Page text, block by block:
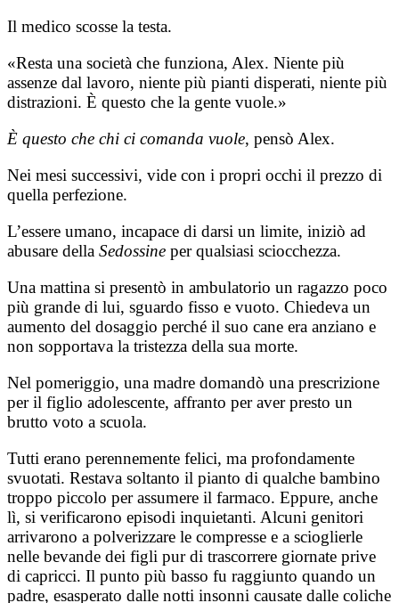
Il medico scosse la testa.
«Resta una società che funziona, Alex. Niente più
assenze dal lavoro, niente più pianti disperati, niente più
distrazioni. È questo che la gente vuole.»
È questo che chi ci comanda vuole, pensò Alex.
Nei mesi successivi, vide con i propri occhi il prezzo di
quella perfezione.
L’essere umano, incapace di darsi un limite, iniziò ad
abusare della Sedossine per qualsiasi sciocchezza.
Una mattina si presentò in ambulatorio un ragazzo poco
più grande di lui, sguardo fisso e vuoto. Chiedeva un
aumento del dosaggio perché il suo cane era anziano e
non sopportava la tristezza della sua morte.
Nel pomeriggio, una madre domandò una prescrizione
per il figlio adolescente, affranto per aver presto un
brutto voto a scuola.
Tutti erano perennemente felici, ma profondamente
svuotati. Restava soltanto il pianto di qualche bambino
troppo piccolo per assumere il farmaco. Eppure, anche
lì, si verificarono episodi inquietanti. Alcuni genitori
arrivarono a polverizzare le compresse e a scioglierle
nelle bevande dei figli pur di trascorrere giornate prive
di capricci. Il punto più basso fu raggiunto quando un
padre, esasperato dalle notti insonni causate dalle coliche